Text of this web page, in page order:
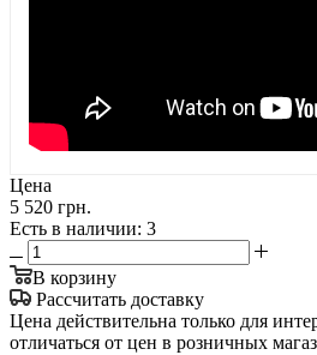
Цена
5 520 грн.
Есть в наличии: 3
В корзину
Рассчитать доставку
Цена действительна только для
отличаться от цен в розничных